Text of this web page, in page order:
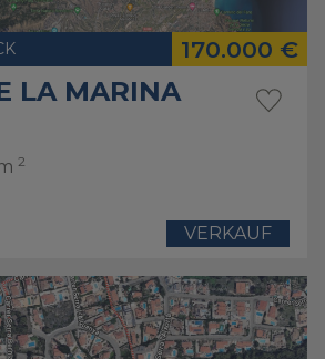
170.000 €
LA MARINA
2
VERKAUF